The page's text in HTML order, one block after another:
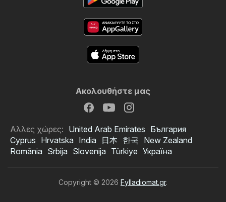
Ακολουθήστε μας
Αλλες χώρες: United Arab Emirates България
Cyprus Hrvatska India 日本 한국 New Zealand
România Srbija Slovenija Türkiye Україна
Copyright © 2026 Fylladiomat.gr.